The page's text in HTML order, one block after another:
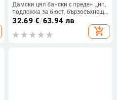
Дамски цял бански с преден цип,
подложка за бюст, бързосъхнеща
полиестерна материя, дълги
ръкави, висока еластичност
32.69 €/63.94 лв
add_shopping_cart